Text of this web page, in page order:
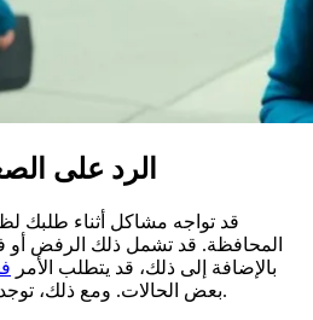
الرد على
قد تواجه مشاكل أثناء طلبك
المحافظة. قد تشمل ذلك الرفض أو
بالإضافة إلى ذلك، قد يتطلب الأمر
بعض الحالات. ومع ذلك، توجد حلول لتجاوز هذه الصعوبات.